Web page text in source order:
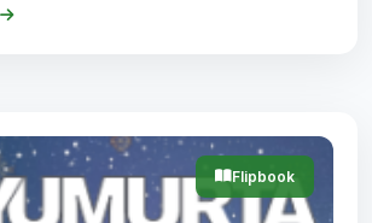
Flipbook